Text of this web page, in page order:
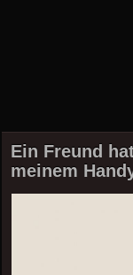
Ein Freund
meinem